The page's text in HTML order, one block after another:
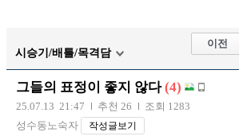
해외축구
시승기/배틀/목격담
이전
그들의 표정이 좋지 않다 (4)
25.07.13 21:47 추천 26
조회 1283
성수동노숙자
작성글보기